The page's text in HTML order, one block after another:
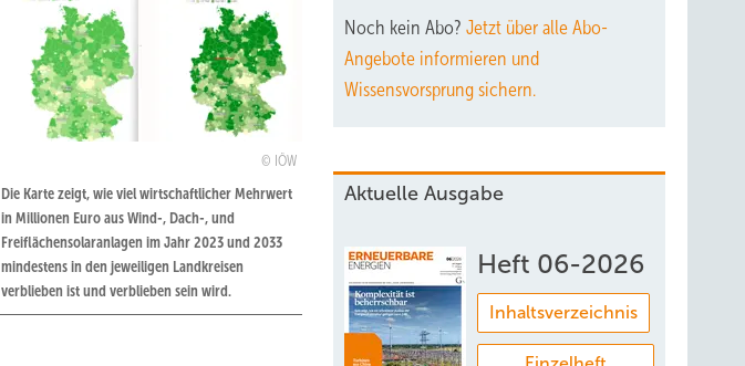
IÖW
Die Karte zeigt, wie viel wirtschaftlicher Mehrwert
in Millionen Euro aus Wind-, Dach-, und
Freiflächensolaranlagen im Jahr 2023 und 2033
mindestens in den jeweiligen Landkreisen
verblieben ist und verblieben sein wird.
Noch kein Abo? Jetzt über alle Abo-
Angebote informieren und
Wissensvorsprung sichern.
Aktuelle Ausgabe
Heft 06-2026
Inhaltsverzeichnis